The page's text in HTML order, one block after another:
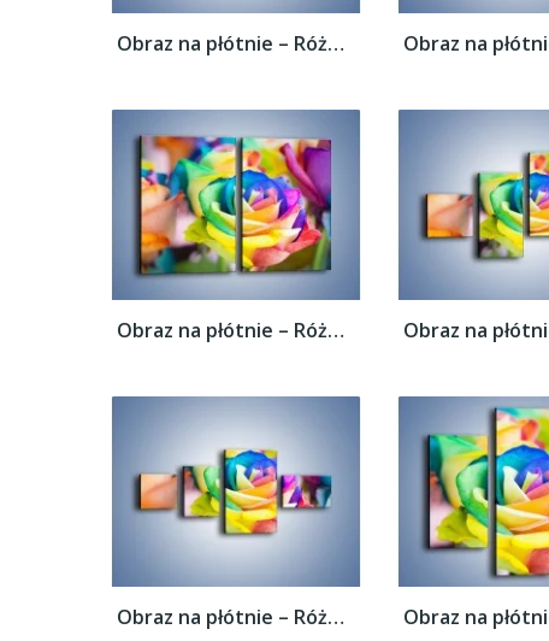
Obraz na płótnie – Róże z każdej strony –...
Obraz na płótnie – Róże z każdej strony –...
Obraz na płótnie – Róże z każdej strony –...